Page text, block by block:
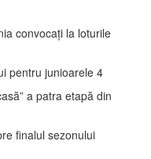
convocați la loturile
pentru junioarele 4
a patra etapă din
finalul sezonului